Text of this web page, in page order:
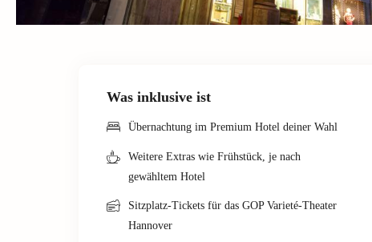
Was inklusive ist
Übernachtung im Premium Hotel deiner Wahl
Weitere Extras wie Frühstück, je nach
gewähltem Hotel
Sitzplatz-Tickets für das GOP Varieté-Theater
Hannover